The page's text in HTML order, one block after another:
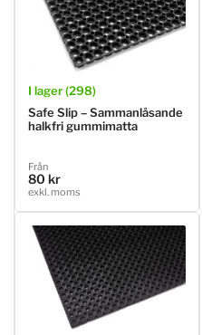
I lager (298)
Safe Slip – Sammanlåsande
halkfri gummimatta
Ordinarie
pris
Från
80 kr
exkl. moms